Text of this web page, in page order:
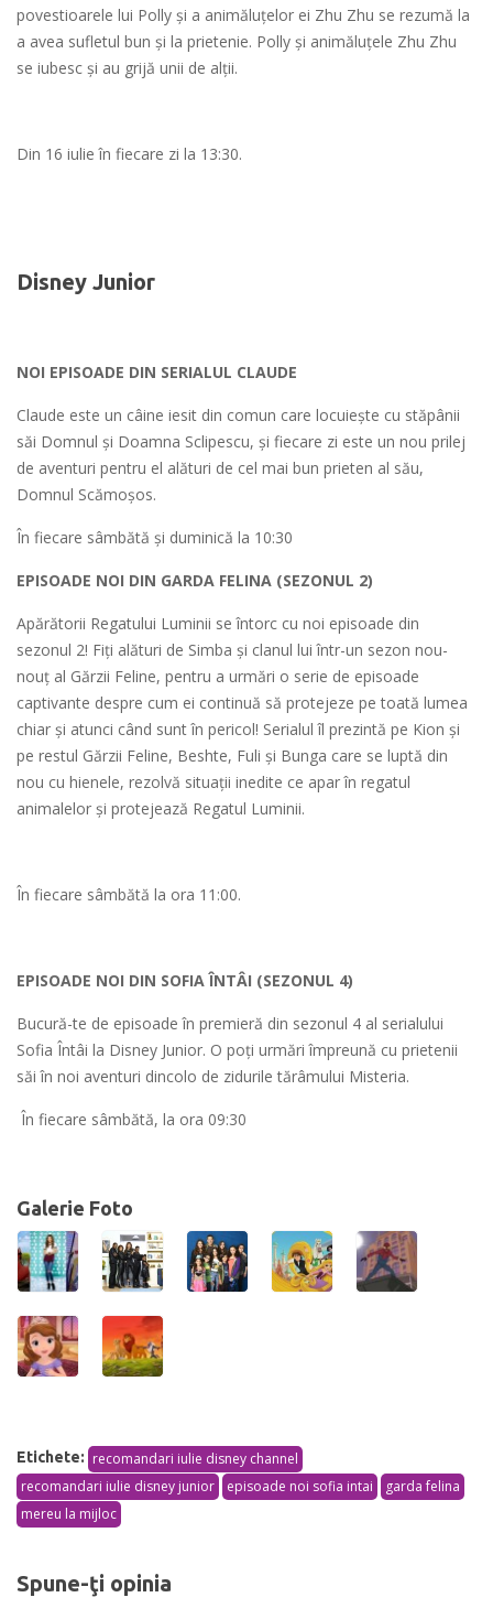
povestioarele lui Polly și a animăluțelor ei Zhu Zhu se rezumă la
a avea sufletul bun și la prietenie. Polly și animăluțele Zhu Zhu
se iubesc și au grijă unii de alții.
Din 16 iulie în fiecare zi la 13:30.
Disney Junior
NOI EPISOADE DIN SERIALUL CLAUDE
Claude este un câine iesit din comun care locuiește cu stăpânii
săi Domnul și Doamna Sclipescu, și fiecare zi este un nou prilej
de aventuri pentru el alături de cel mai bun prieten al său,
Domnul Scămoșos.
În fiecare sâmbătă și duminică la 10:30
EPISOADE NOI DIN GARDA FELINA (SEZONUL 2)
Apărătorii Regatului Luminii se întorc cu noi episoade din
sezonul 2! Fiți alături de Simba și clanul lui într-un sezon nou-
nouț al Gărzii Feline, pentru a urmări o serie de episoade
captivante despre cum ei continuă să protejeze pe toată lumea
chiar și atunci când sunt în pericol! Serialul îl prezintă pe Kion și
pe restul Gărzii Feline, Beshte, Fuli și Bunga care se luptă din
nou cu hienele, rezolvă situații inedite ce apar în regatul
animalelor și protejează Regatul Luminii.
În fiecare sâmbătă la ora 11:00.
EPISOADE NOI DIN SOFIA ÎNTÂI (SEZONUL 4)
Bucură-te de episoade în premieră din sezonul 4 al serialului
Sofia Întâi la Disney Junior. O poţi urmări împreună cu prietenii
săi în noi aventuri dincolo de zidurile tărâmului Misteria.
În fiecare sâmbătă, la ora 09:30
Galerie Foto
Etichete: recomandari iulie disney channel
recomandari iulie disney junior
episoade noi sofia intai
garda felina
mereu la mijloc
Spune-ţi opinia